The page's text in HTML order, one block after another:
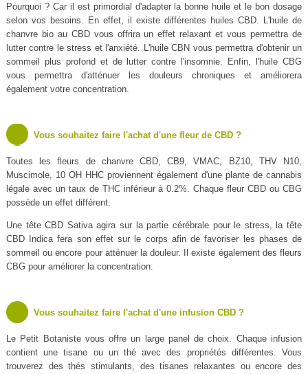
Pourquoi ? Car il est primordial d'adapter la bonne huile et le bon dosage
selon vos besoins. En effet, il existe différentes huiles CBD. L'huile de
chanvre bio au CBD vous offrira un effet relaxant et vous permettra de
lutter contre le stress et l'anxiété. L'huile CBN vous permettra d'obtenir un
sommeil plus profond et de lutter contre l'insomnie. Enfin, l'huile CBG
vous permettra d'atténuer les douleurs chroniques et améliorera
également votre concentration.
Vous souhaitez faire l'achat d'une fleur de CBD ?
Toutes les fleurs de chanvre CBD, CB9, VMAC, BZ10, THV N10,
Muscimole, 10 OH HHC proviennent également d'une plante de cannabis
légale avec un taux de THC inférieur à 0.2%. Chaque fleur CBD ou CBG
possède un effet différent.
Une tête CBD Sativa agira sur la partie cérébrale pour le stress, la tête
CBD Indica fera son effet sur le corps afin de favoriser les phases de
sommeil ou encore pour atténuer la douleur. Il existe également des fleurs
CBG pour améliorer la concentration.
Vous souhaitez faire l'achat d'une infusion CBD ?
Le Petit Botaniste vous offre un large panel de choix. Chaque infusion
contient une tisane ou un thé avec des propriétés différentes. Vous
trouverez des thés stimulants, des tisanes relaxantes ou encore des